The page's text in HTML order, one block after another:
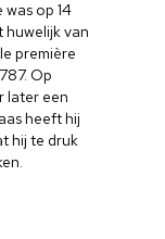
op 14
huwelijk van
première
Op
later een
heeft hij
hij te druk